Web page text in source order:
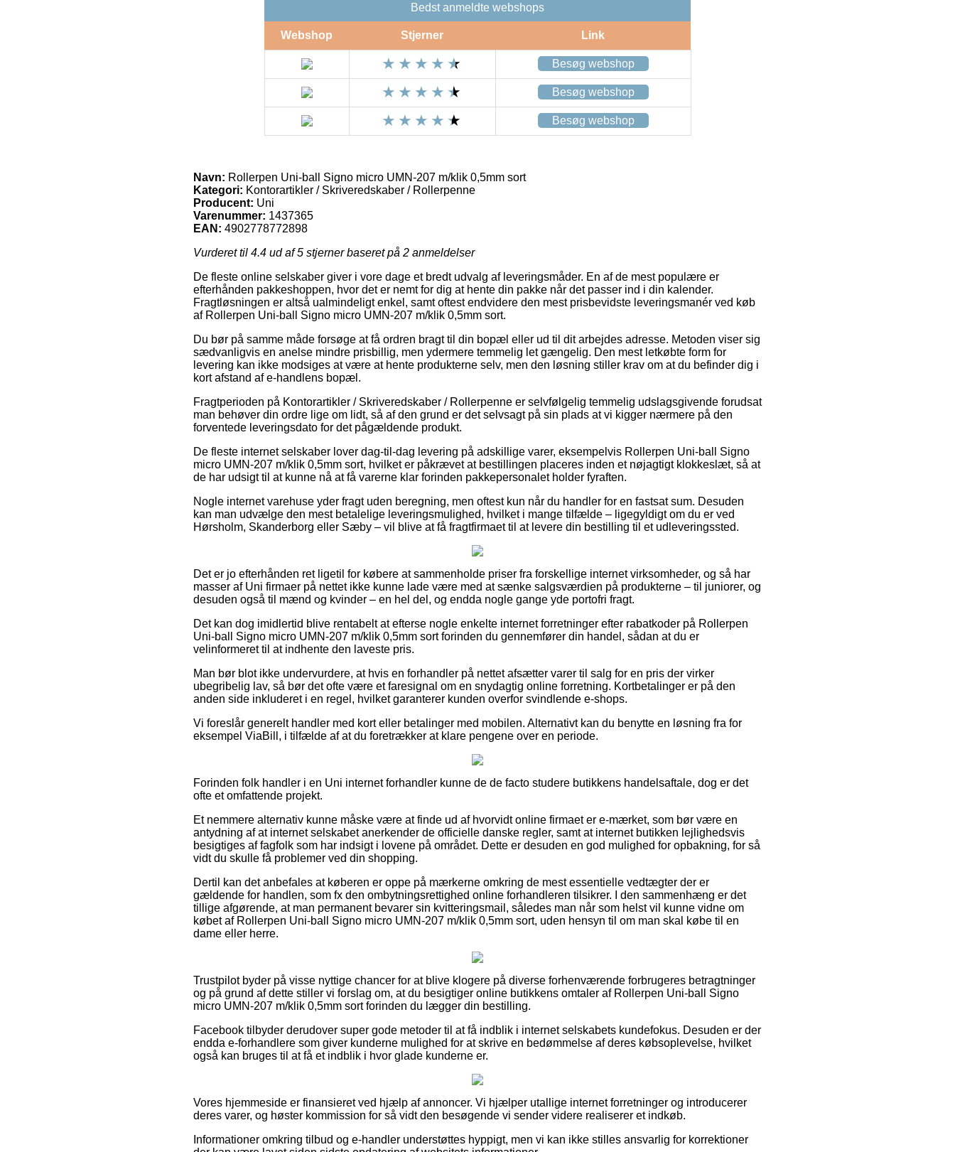
Bedst anmeldte webshops
Webshop Stjerner Link
Besøg webshop
Besøg webshop
Besøg webshop
Navn: Rollerpen Uni-ball Signo micro UMN-207 m/klik 0,5mm sort
Kategori: Kontorartikler / Skriveredskaber / Rollerpenne
Producent: Uni
Varenummer: 1437365
EAN: 4902778772898
Vurderet til 4.4 ud af 5 stjerner baseret på 2 anmeldelser
De fleste online selskaber giver i vore dage et bredt udvalg af leveringsmåder. En af de mest populære er
efterhånden pakkeshoppen, hvor det er nemt for dig at hente din pakke når det passer ind i din kalender.
Fragtløsningen er altså ualmindeligt enkel, samt oftest endvidere den mest prisbevidste leveringsmanér ved køb
af Rollerpen Uni-ball Signo micro UMN-207 m/klik 0,5mm sort.
Du bør på samme måde forsøge at få ordren bragt til din bopæl eller ud til dit arbejdes adresse. Metoden viser sig
sædvanligvis en anelse mindre prisbillig, men ydermere temmelig let gængelig. Den mest letkøbte form for
levering kan ikke modsiges at være at hente produkterne selv, men den løsning stiller krav om at du befinder dig i
kort afstand af e-handlens bopæl.
Fragtperioden på Kontorartikler / Skriveredskaber / Rollerpenne er selvfølgelig temmelig udslagsgivende forudsat
man behøver din ordre lige om lidt, så af den grund er det selvsagt på sin plads at vi kigger nærmere på den
forventede leveringsdato for det pågældende produkt.
De fleste internet selskaber lover dag-til-dag levering på adskillige varer, eksempelvis Rollerpen Uni-ball Signo
micro UMN-207 m/klik 0,5mm sort, hvilket er påkrævet at bestillingen placeres inden et nøjagtigt klokkeslæt, så at
de har udsigt til at kunne nå at få varerne klar forinden pakkepersonalet holder fyraften.
Nogle internet varehuse yder fragt uden beregning, men oftest kun når du handler for en fastsat sum. Desuden
kan man udvælge den mest betalelige leveringsmulighed, hvilket i mange tilfælde – ligegyldigt om du er ved
Hørsholm, Skanderborg eller Sæby – vil blive at få fragtfirmaet til at levere din bestilling til et udleveringssted.
Det er jo efterhånden ret ligetil for købere at sammenholde priser fra forskellige internet virksomheder, og så har
masser af Uni firmaer på nettet ikke kunne lade være med at sænke salgsværdien på produkterne – til juniorer, og
desuden også til mænd og kvinder – en hel del, og endda nogle gange yde portofri fragt.
Det kan dog imidlertid blive rentabelt at efterse nogle enkelte internet forretninger efter rabatkoder på Rollerpen
Uni-ball Signo micro UMN-207 m/klik 0,5mm sort forinden du gennemfører din handel, sådan at du er
velinformeret til at indhente den laveste pris.
Man bør blot ikke undervurdere, at hvis en forhandler på nettet afsætter varer til salg for en pris der virker
ubegribelig lav, så bør det ofte være et faresignal om en snydagtig online forretning. Kortbetalinger er på den
anden side inkluderet i en regel, hvilket garanterer kunden overfor svindlende e-shops.
Vi foreslår generelt handler med kort eller betalinger med mobilen. Alternativt kan du benytte en løsning fra for
eksempel ViaBill, i tilfælde af at du foretrækker at klare pengene over en periode.
Forinden folk handler i en Uni internet forhandler kunne de de facto studere butikkens handelsaftale, dog er det
ofte et omfattende projekt.
Et nemmere alternativ kunne måske være at finde ud af hvorvidt online firmaet er e-mærket, som bør være en
antydning af at internet selskabet anerkender de officielle danske regler, samt at internet butikken lejlighedsvis
besigtiges af fagfolk som har indsigt i lovene på området. Dette er desuden en god mulighed for opbakning, for så
vidt du skulle få problemer ved din shopping.
Dertil kan det anbefales at køberen er oppe på mærkerne omkring de mest essentielle vedtægter der er
gældende for handlen, som fx den ombytningsrettighed online forhandleren tilsikrer. I den sammenhæng er det
tillige afgørende, at man permanent bevarer sin kvitteringsmail, således man når som helst vil kunne vidne om
købet af Rollerpen Uni-ball Signo micro UMN-207 m/klik 0,5mm sort, uden hensyn til om man skal købe til en
dame eller herre.
Trustpilot byder på visse nyttige chancer for at blive klogere på diverse forhenværende forbrugeres betragtninger
og på grund af dette stiller vi forslag om, at du besigtiger online butikkens omtaler af Rollerpen Uni-ball Signo
micro UMN-207 m/klik 0,5mm sort forinden du lægger din bestilling.
Facebook tilbyder derudover super gode metoder til at få indblik i internet selskabets kundefokus. Desuden er der
endda e-forhandlere som giver kunderne mulighed for at skrive en bedømmelse af deres købsoplevelse, hvilket
også kan bruges til at få et indblik i hvor glade kunderne er.
Vores hjemmeside er finansieret ved hjælp af annoncer. Vi hjælper utallige internet forretninger og introducerer
deres varer, og høster kommission for så vidt den besøgende vi sender videre realiserer et indkøb.
Informationer omkring tilbud og e-handler understøttes hyppigt, men vi kan ikke stilles ansvarlig for korrektioner